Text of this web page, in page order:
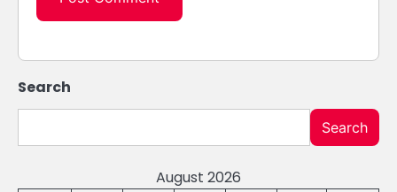
Search
Search
August 2026